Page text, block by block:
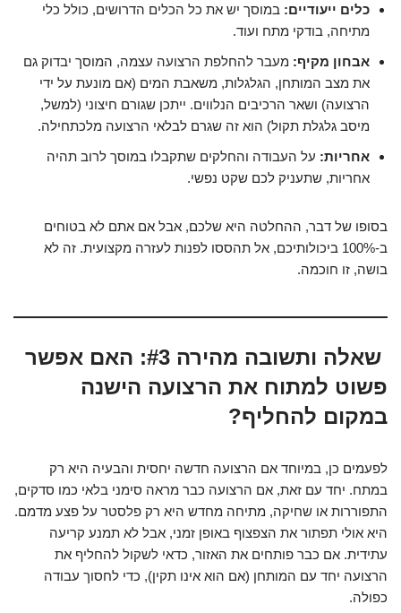
כלים ייעודיים: במוסך יש את כל הכלים הדרושים, כולל כלי
מתיחה, בודקי מתח ועוד.
אבחון מקיף: מעבר להחלפת הרצועה עצמה, המוסך יבדוק גם
את מצב המותחן, הגלגלות, משאבת המים (אם מונעת על ידי
הרצועה) ושאר הרכיבים הנלווים. ייתכן שגורם חיצוני (למשל,
מיסב גלגלת תקול) הוא זה שגרם לבלאי הרצועה מלכתחילה.
אחריות: על העבודה והחלקים שתקבלו במוסך לרוב תהיה
אחריות, שתעניק לכם שקט נפשי.
בסופו של דבר, ההחלטה היא שלכם, אבל אם אתם לא בטוחים
ב-100% ביכולותיכם, אל תהססו לפנות לעזרה מקצועית. זה לא
בושה, זו חוכמה.
שאלה ותשובה מהירה #3: האם אפשר
פשוט למתוח את הרצועה הישנה
במקום להחליף?
לפעמים כן, במיוחד אם הרצועה חדשה יחסית והבעיה היא רק
במתח. יחד עם זאת, אם הרצועה כבר מראה סימני בלאי כמו סדקים,
התפוררות או שחיקה, מתיחה מחדש היא רק פלסטר על פצע מדמם.
היא אולי תפתור את הצפצוף באופן זמני, אבל לא תמנע קריעה
עתידית. אם כבר פותחים את האזור, כדאי לשקול להחליף את
הרצועה יחד עם המותחן (אם הוא אינו תקין), כדי לחסוך עבודה
כפולה.